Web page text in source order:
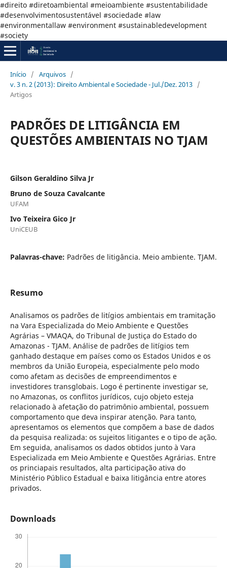
#direito #diretoambiental #meioambiente #sustentabilidade
#desenvolvimentosustentável #sociedade #law
#environmentallaw #environment #sustainabledevelopment
#society
Início / Arquivos /
v. 3 n. 2 (2013): Direito Ambiental e Sociedade - Jul./Dez. 2013 /
Artigos
PADRÕES DE LITIGÂNCIA EM
QUESTÕES AMBIENTAIS NO TJAM
Gilson Geraldino Silva Jr
Bruno de Souza Cavalcante
UFAM
Ivo Teixeira Gico Jr
UniCEUB
Palavras-chave: Padrões de litigância. Meio ambiente. TJAM.
Resumo
Analisamos os padrões de litígios ambientais em tramitação
na Vara Especializada do Meio Ambiente e Questões
Agrárias – VMAQA, do Tribunal de Justiça do Estado do
Amazonas - TJAM. Análise de padrões de litígios tem
ganhado destaque em países como os Estados Unidos e os
membros da União Europeia, especialmente pelo modo
como afetam as decisões de empreendimentos e
investidores transglobais. Logo é pertinente investigar se,
no Amazonas, os conflitos jurídicos, cujo objeto esteja
relacionado à afetação do patrimônio ambiental, possuem
comportamento que deva inspirar atenção. Para tanto,
apresentamos os elementos que compõem a base de dados
da pesquisa realizada: os sujeitos litigantes e o tipo de ação.
Em seguida, analisamos os dados obtidos junto à Vara
Especializada em Meio Ambiente e Questões Agrárias. Entre
os princiapais resultados, alta participação ativa do
Ministério Público Estadual e baixa litigância entre atores
privados.
Downloads